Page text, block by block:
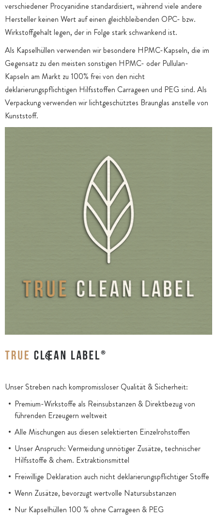
verschiedener Procyanidine standardisiert, während viele andere
Hersteller keinen Wert auf einen gleichbleibenden OPC- bzw.
Wirkstoffgehalt legen, der in Folge stark schwankend ist.
Als Kapselhüllen verwenden wir besondere HPMC-Kapseln, die im
Gegensatz zu den meisten sonstigen HPMC- oder Pullulan-
Kapseln am Markt zu 100% frei von den nicht
deklarierungspflichtigen Hilfsstoffen Carrageen und PEG sind. Als
Verpackung verwenden wir lichtgeschütztes Braunglas anstelle von
Kunststoff.
Unser Streben nach kompromissloser Qualität & Sicherheit:
Premium-Wirkstoffe als Reinsubstanzen & Direktbezug von
führenden Erzeugern weltweit
Alle Mischungen aus diesen selektierten Einzelrohstoffen
Unser Anspruch: Vermeidung unnötiger Zusätze, technischer
Hilfsstoffe & chem. Extraktionsmittel
Freiwillige Deklaration auch nicht deklarierungspflichtiger Stoffe
Wenn Zusätze, bevorzugt wertvolle Natursubstanzen
Nur Kapselhüllen 100 % ohne Carrageen & PEG